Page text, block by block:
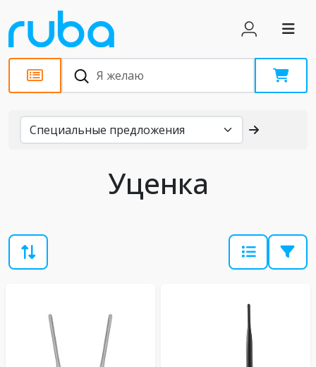
Каталог
Уценка